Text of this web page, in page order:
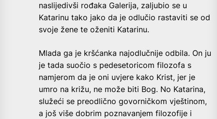
naslijedivši rođaka Galerija, zaljubio se u
Katarinu tako jako da je odlučio rastaviti se od
svoje žene te oženiti Katarinu.
Mlada ga je kršćanka najodlučnije odbila. On ju
je tada suočio s pedesetoricom filozofa s
namjerom da je oni uvjere kako Krist, jer je
umro na križu, ne može biti Bog. No Katarina,
služeći se preodlično govorničkom vještinom,
a još više dobrim poznavanjem filozofije i